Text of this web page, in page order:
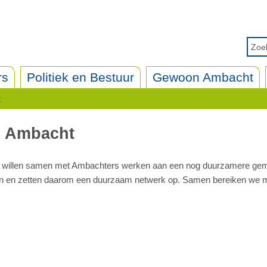
Politiek en Bestuur Gewoon Ambacht
Ambacht
samen met Ambachters werken aan een nog duurzamere
en zetten daarom een duurzaam netwerk op. Samen bereiken we